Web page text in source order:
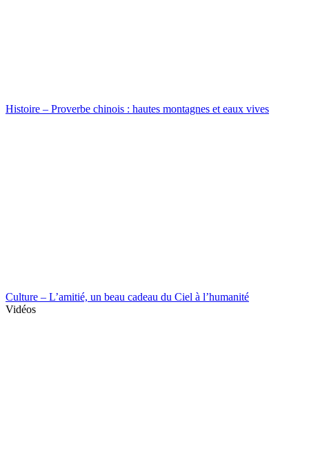
Histoire – Proverbe chinois : hautes montagnes et eaux vives
Culture – L’amitié, un beau cadeau du Ciel à l’humanité
Vidéos